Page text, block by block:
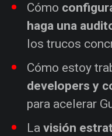
Cómo
haga una
los trucos
Cómo estoy
developers y
para acelerar
La visión